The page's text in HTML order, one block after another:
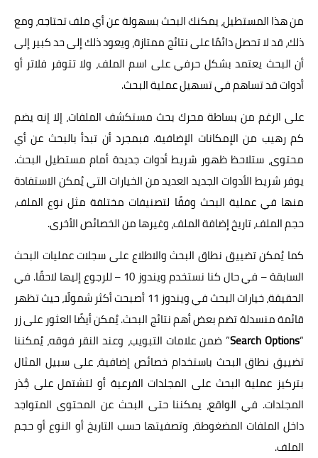
من هذا المستطيل، يمكنك البحث بسهولة عن أي ملف تحتاجه، ومع
ذلك، قد لا تحصل دائمًا على نتائج ممتازة، ويعود ذلك إلى حد كبير إلى
أن البحث يعتمد بشكل حرفي على اسم الملف، ولا تتوفر فلاتر أو
أدوات قد تساهم في تسهيل عملية البحث.
على الرغم من بساطة محرك بحث مستكشف الملفات، إلا إنه يضم
كم رهيب من الإمكانات الإضافية. فبمجرد أن تبدأ بالبحث عن أي
محتوى، ستلاحظ ظهور شريط أدوات جديدة أمام مستطيل البحث.
يوفر شريط الأدوات الجديد العديد من الخيارات التي يُمكن الاستفادة
منها في عملية البحث وفقًا لتصنيفات مختلفة مثل نوع الملف،
حجم الملف، تاريخ إضافة الملف، وغيرها من الخصائص الأخرى.
كما يُمكن تضييق نطاق البحث والاطلاع على سجلات عمليات البحث
السابقة – في حال كنا نستخدم ويندوز 10 – للرجوع إليها لاحقًا. في
الحقيقة، خيارات البحث في ويندوز 11 أصبحت أكثر شمولًا، حيث تظهر
قائمة منسدلة تضم بعض أهم نتائج البحث. يُمكن أيضًا العثور على زر
“
Search Options” ضمن علامات التبويب، وعند النقر فوقه، يُمكننا
تضييق نطاق البحث باستخدام خصائص إضافية، على سبيل المثال
بتركيز عملية البحث على المجلدات الفرعية أو لتشتمل على جُذر
المجلدات. في الواقع، يمكننا حتى البحث عن المحتوى المتواجد
داخل الملفات المضغوطة، وتصفيتها حسب التاريخ أو النوع أو حجم
الملف.